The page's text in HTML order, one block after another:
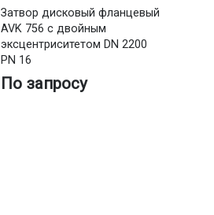
Затвор дисковый фланцевый
AVK 756 с двойным
эксцентриситетом DN 2200
PN 16
По запросу